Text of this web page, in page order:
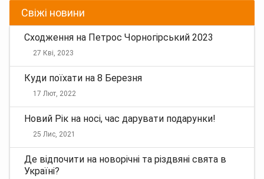
Свіжі новини
Сходження на Петрос Чорногірський 2023
27 Кві, 2023
Куди поїхати на 8 Березня
17 Лют, 2022
Новий Рік на носі, час дарувати подарунки!
25 Лис, 2021
Де відпочити на новорічні та різдвяні свята в
Україні?